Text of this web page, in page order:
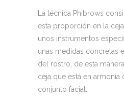
La técnica Phibrows
esta proporción en la
unos instrumentos
unas medidas concretas
del rostro, de esta
ceja que está en armonía
conjunto facial.